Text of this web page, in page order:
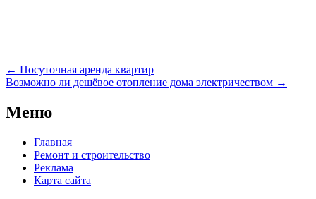
Навигация
по
← Посуточная аренда квартир
Возможно ли дешёвое отопление дома электричеством →
Меню
Главная
Ремонт и строительство
Реклама
Карта сайта